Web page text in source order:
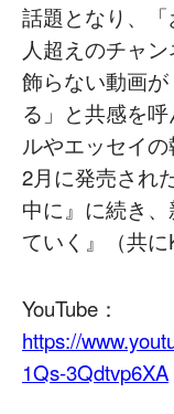
話題となり、「
人超えのチャ
飾らない動画
る」と共感を
ルやエッセイ
2月に発売され
中に』に続き
ていく』（共に
YouTube：
https://
1Qs-3Qdtvp6XA